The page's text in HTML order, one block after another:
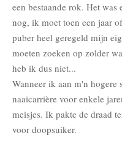
een bestaande rok. Het
nog, ik moet toen een jaar
puber heel geregeld mijn
moeten zoeken op zolder
heb ik dus niet...
Wanneer ik aan m'n hogere
naaicarrière voor enkele
meisjes. Ik pakte de draad
voor doopsuiker.